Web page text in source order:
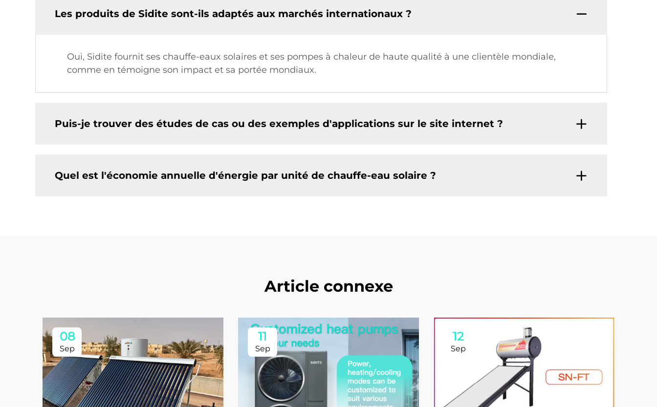
Les produits de Sidite sont-ils adaptés aux marchés internationaux ?
Oui, Sidite fournit ses chauffe-eaux solaires et ses pompes à chaleur de haute qualité à une clientèle mondiale,
comme en témoigne son impact et sa portée mondiaux.
Puis-je trouver des études de cas ou des exemples d'applications sur le site internet ?
Quel est l'économie annuelle d'énergie par unité de chauffe-eau solaire ?
Article connexe
08
Sep
11
Sep
12
Sep